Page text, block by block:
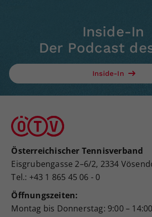
Inside-In
Der Podcast
Inside-In
Österreichischer Tennisverband
Eisgrubengasse 2–6/2, 2334
Tel.: +43 1 865 45 06 - 0
Öffnungszeiten:
Montag bis Donnerstag: 9:00 –